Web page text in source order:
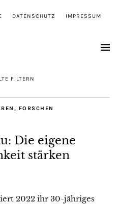
DATENSCHUTZ IMPRESSUM
FILTERN
FORSCHEN
Die eigene
stärken
2022 ihr 30-jähriges